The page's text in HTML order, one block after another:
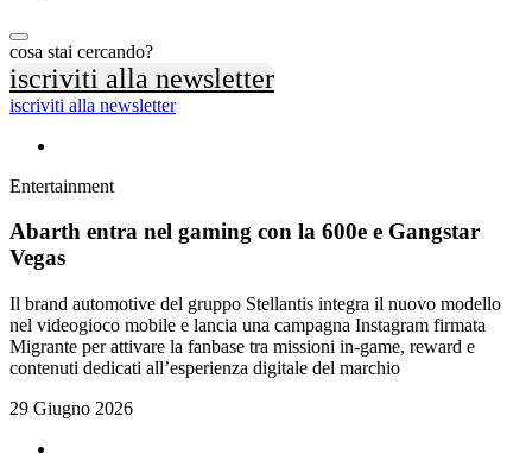
cosa stai cercando?
iscriviti alla newsletter
iscriviti alla newsletter
Entertainment
Abarth entra nel gaming con la 600e e Gangstar
Vegas
Il brand automotive del gruppo Stellantis integra il nuovo modello
nel videogioco mobile e lancia una campagna Instagram firmata
Migrante per attivare la fanbase tra missioni in-game, reward e
contenuti dedicati all’esperienza digitale del marchio
29 Giugno 2026